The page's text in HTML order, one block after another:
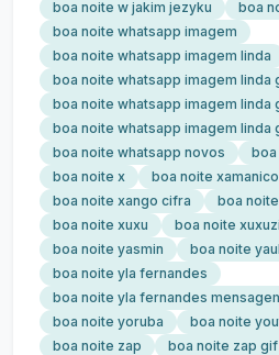
boa noite w jakim jezyku
boa
boa noite whatsapp imagem
boa noite whatsapp imagem linda
boa noite whatsapp imagem linda
boa noite whatsapp imagem linda
boa noite whatsapp imagem linda
boa noite whatsapp novos
boa
boa noite x
boa noite xamanico
boa noite xango cifra
boa
boa noite xuxu
boa noite
boa noite yasmin
boa noite
boa noite yla fernandes
boa noite yla fernandes
boa noite yoruba
boa noite
boa noite zap
boa noite zap gif